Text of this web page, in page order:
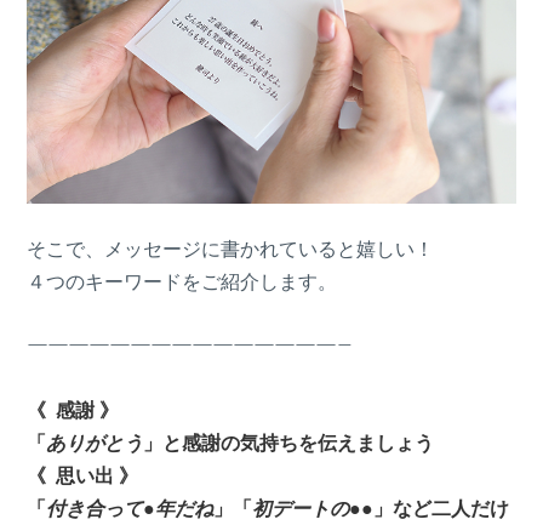
そこで、メッセージに書かれていると嬉しい！
４つのキーワードをご紹介します。
———————————————–
《 感謝 》
「ありがとう 」と感謝の気持ちを伝えましょう
《 思い出 》
「付き合って●年だね」「初デートの●● 」など二人だけ